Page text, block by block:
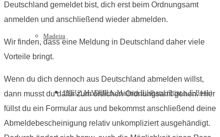
Madeira
*NEU* MADEIRA: Madeira Bildband (Print o. E-Book)
Deutschland gemeldet bist, dich erst beim Ordnungsamt
anmelden und anschließend wieder abmelden.
Wir finden, dass eine Meldung in Deutschland daher viele
Vorteile bringt.
Wenn du dich dennoch aus Deutschland abmelden willst,
dann musst du dafür zum örtlichen Ordnungsamt gehen. Hier
füllst du ein Formular aus und bekommst anschließend deine
Abmeldebescheinigung relativ unkompliziert ausgehändigt.